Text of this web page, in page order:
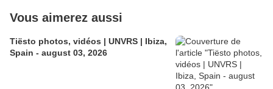
Vous aimerez aussi
Tiësto photos, vidéos | UNVRS | Ibiza,
Spain - august 03, 2026